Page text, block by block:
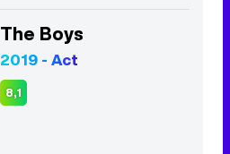
The Boys
2019 - Act
8,1